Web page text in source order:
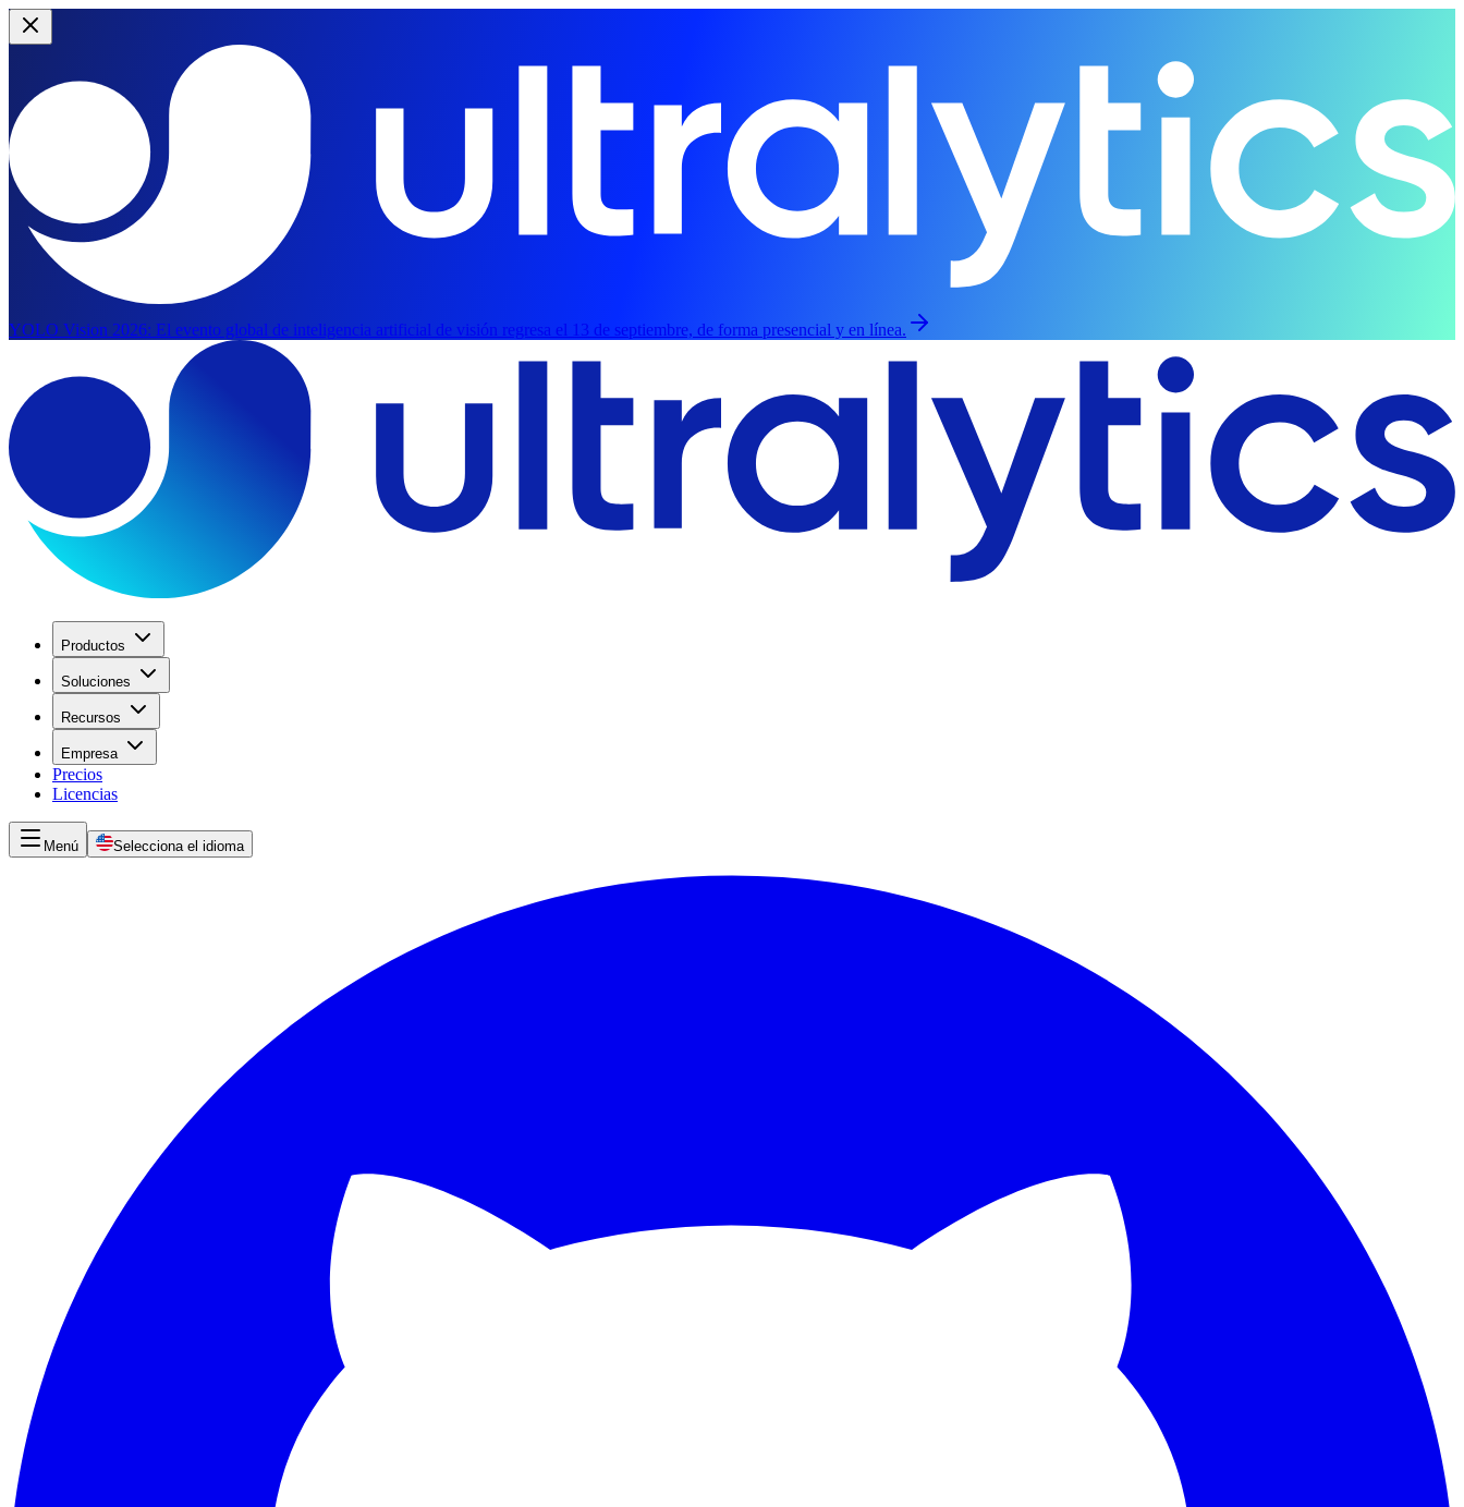
YOLO Vision 2026: El evento global de inteligencia artificial de visión regresa el 13 de septiembre, de forma presencial y en línea.
Productos
Soluciones
Recursos
Empresa
Precios
Licencias
Menú Selecciona el idioma